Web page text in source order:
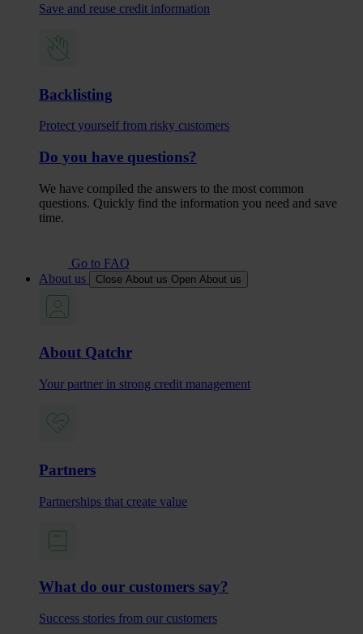
Save and reuse credit information
Backlisting
Protect yourself from risky customers
Do you have questions?
We have compiled the answers to the most common
questions. Quickly find the information you need and save
time.
Go to FAQ
About us
Close About us Open About us
About Qatchr
Your partner in strong credit management
Partners
Partnerships that create value
What do our customers say?
Success stories from our customers